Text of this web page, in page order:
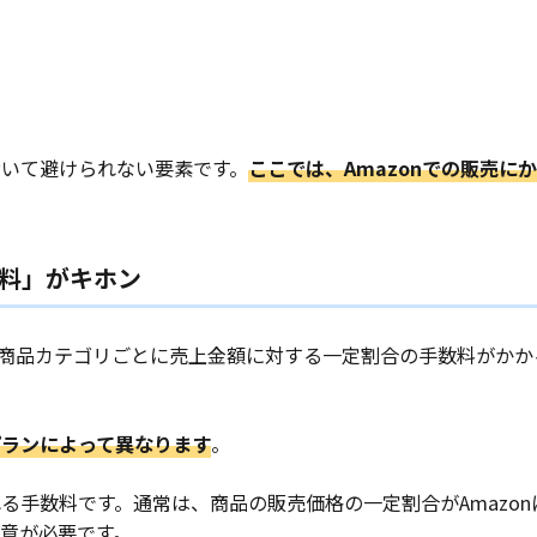
て避けられない要素です。 ここでは、Amazonでの販売に
」がキホン
カテゴリごとに売上金額に対する一定割合の手数料がか
ンによって異なります。
手数料です。通常は、商品の販売価格の一定割合がAmazon